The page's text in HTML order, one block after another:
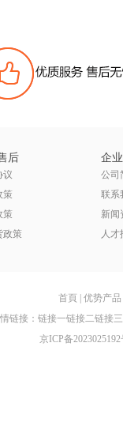
后
议
策
策
政策
企
公司
联系
新闻
人才
首頁 优势产品
链接： 链接一链接二链接三
京ICP备